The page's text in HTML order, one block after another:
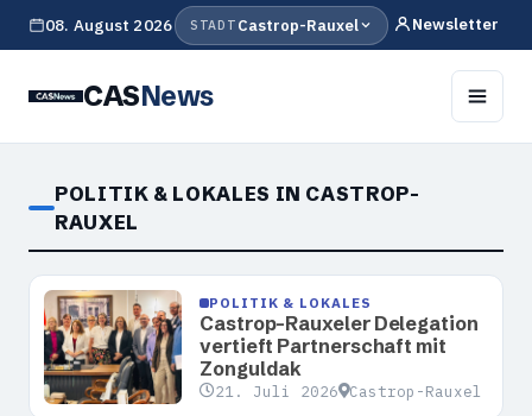
08. August 2026 STADT Castrop-Rauxel Newsletter
CASNews
POLITIK & LOKALES IN CASTROP-
RAUXEL
POLITIK & LOKALES
Castrop-Rauxeler Delegation
vertieft Partnerschaft mit
Zonguldak
21. Juli 2026 Castrop-Rauxel